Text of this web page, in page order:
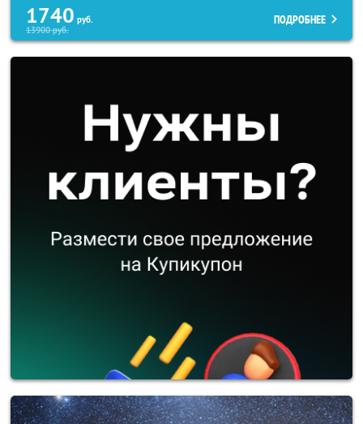
1740 руб.
13900руб.
ПОДРОБНЕЕ